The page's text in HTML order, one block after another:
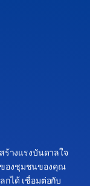
ร้างแรงบันดาลใจ
องชุมชนของคุณ
กได้ เชื่อมต่อกับ